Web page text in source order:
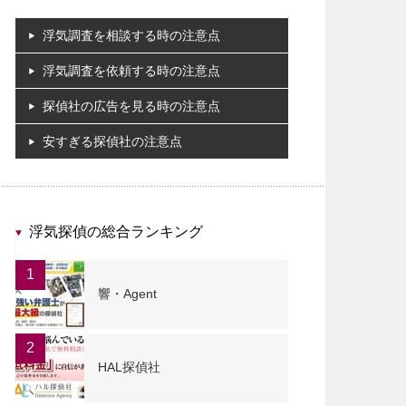
浮気調査を相談する時の注意点
浮気調査を依頼する時の注意点
探偵社の広告を見る時の注意点
安すぎる探偵社の注意点
浮気探偵の総合ランキング
1
響・Agent
2
HAL探偵社